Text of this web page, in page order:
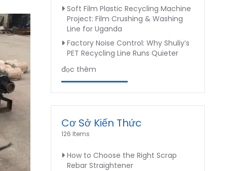
Soft Film Plastic Recycling Machine
Project: Film Crushing & Washing
Line for Uganda
Factory Noise Control: Why Shuliy’s
PET Recycling Line Runs Quieter
đọc thêm
Cơ Sở Kiến Thức
126 Items
How to Choose the Right Scrap
Rebar Straightener